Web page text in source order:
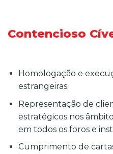
Contencioso
Homologação e
estrangeiras;
Representação de
estratégicos nos
em todos os foros e
Cumprimento de